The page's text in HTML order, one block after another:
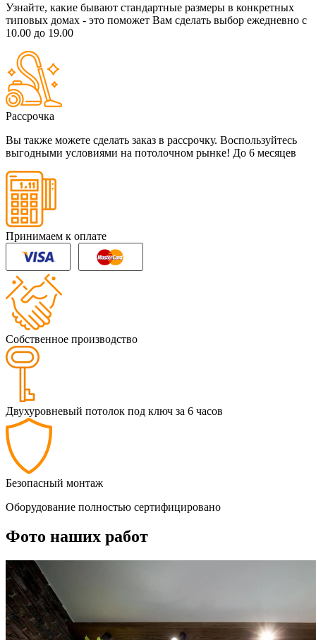
Узнайте, какие бывают стандартные размеры в конкретных
типовых домах - это поможет Вам сделать выбор ежедневно с
10.00 до 19.00
Рассрочка
Вы также можете сделать заказ в рассрочку. Воспользуйтесь
выгодными условиями на потолочном рынке! До 6 месяцев
Принимаем к оплате
Собственное производство
Двухуровневый потолок под ключ за 6 часов
Безопасный монтаж
Оборудование полностью сертифицировано
Фото наших работ